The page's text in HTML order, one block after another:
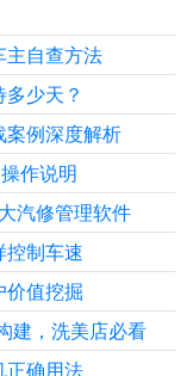
主自查方法
少天？
案例深度解析
作说明
汽修管理软件
控制车速
价值挖掘
建，洗美店必看
正确用法